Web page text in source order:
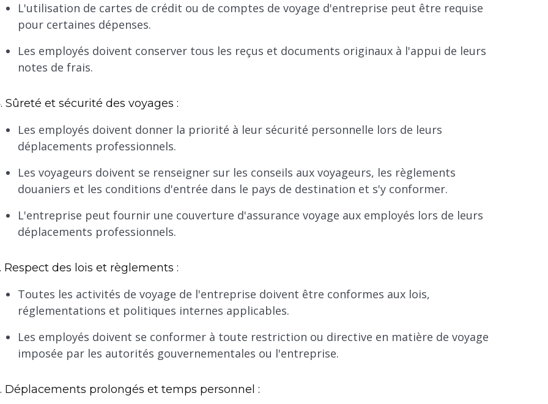
L'utilisation de cartes de crédit ou de comptes de voyage d'entreprise peut être requise
pour certaines dépenses.
Les employés doivent conserver tous les reçus et documents originaux à l'appui de leurs
notes de frais.
Sûreté et sécurité des voyages :
Les employés doivent donner la priorité à leur sécurité personnelle lors de leurs
déplacements professionnels.
Les voyageurs doivent se renseigner sur les conseils aux voyageurs, les règlements
douaniers et les conditions d'entrée dans le pays de destination et s'y conformer.
L'entreprise peut fournir une couverture d'assurance voyage aux employés lors de leurs
déplacements professionnels.
Respect des lois et règlements :
Toutes les activités de voyage de l'entreprise doivent être conformes aux lois,
réglementations et politiques internes applicables.
Les employés doivent se conformer à toute restriction ou directive en matière de voyage
imposée par les autorités gouvernementales ou l'entreprise.
Déplacements prolongés et temps personnel :